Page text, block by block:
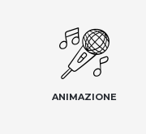
ANIMAZIONE